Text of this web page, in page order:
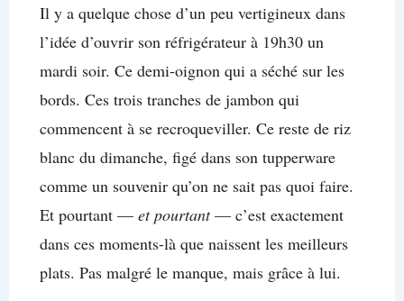
Il y a quelque chose d’un peu vertigineux dans
l’idée d’ouvrir son réfrigérateur à 19h30 un
mardi soir. Ce demi-oignon qui a séché sur les
bords. Ces trois tranches de jambon qui
commencent à se recroqueviller. Ce reste de riz
blanc du dimanche, figé dans son tupperware
comme un souvenir qu’on ne sait pas quoi faire.
Et pourtant — et pourtant— c’est exactement
dans ces moments-là que naissent les meilleurs
plats. Pas malgré le manque, mais grâce à lui.